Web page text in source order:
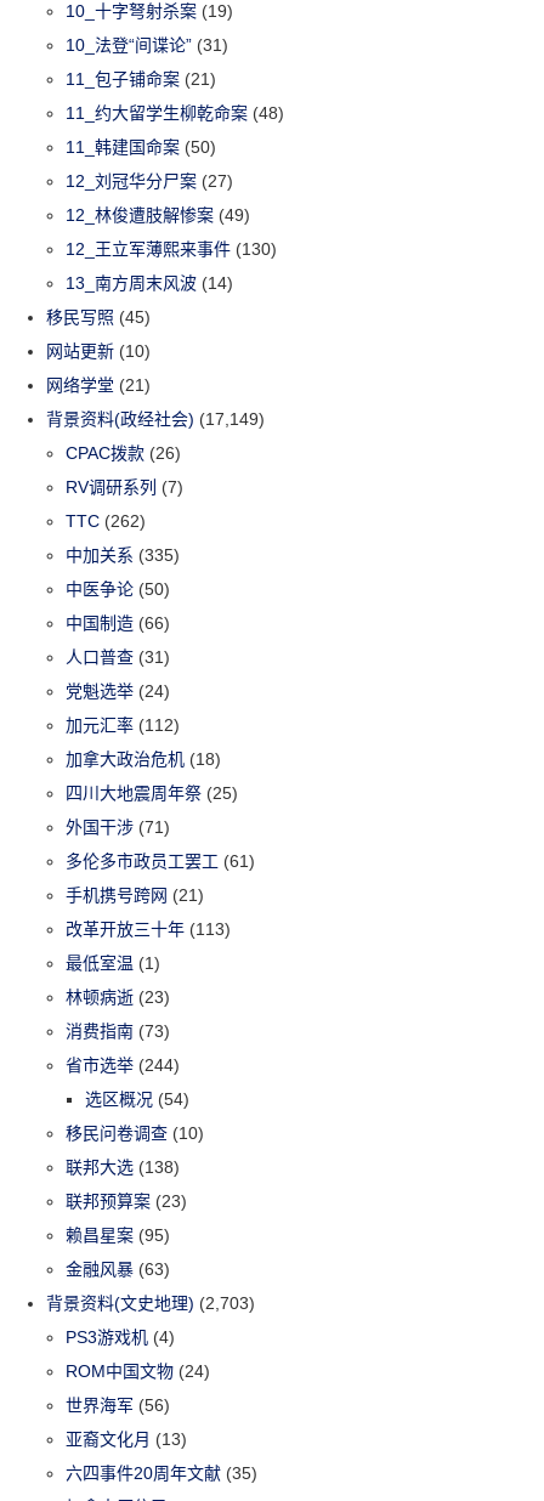
10_十字弩射杀案 (19)
10_法登“间谍论” (31)
11_包子铺命案 (21)
11_约大留学生柳乾命案 (48)
11_韩建国命案 (50)
12_刘冠华分尸案 (27)
12_林俊遭肢解惨案 (49)
12_王立军薄熙来事件 (130)
13_南方周末风波 (14)
移民写照 (45)
网站更新 (10)
网络学堂 (21)
背景资料(政经社会) (17,149)
CPAC拨款 (26)
RV调研系列 (7)
TTC (262)
中加关系 (335)
中医争论 (50)
中国制造 (66)
人口普查 (31)
党魁选举 (24)
加元汇率 (112)
加拿大政治危机 (18)
四川大地震周年祭 (25)
外国干涉 (71)
多伦多市政员工罢工 (61)
手机携号跨网 (21)
改革开放三十年 (113)
最低室温 (1)
林顿病逝 (23)
消费指南 (73)
省市选举 (244)
选区概况 (54)
移民问卷调查 (10)
联邦大选 (138)
联邦预算案 (23)
赖昌星案 (95)
金融风暴 (63)
背景资料(文史地理) (2,703)
PS3游戏机 (4)
ROM中国文物 (24)
世界海军 (56)
亚裔文化月 (13)
六四事件20周年文献 (35)